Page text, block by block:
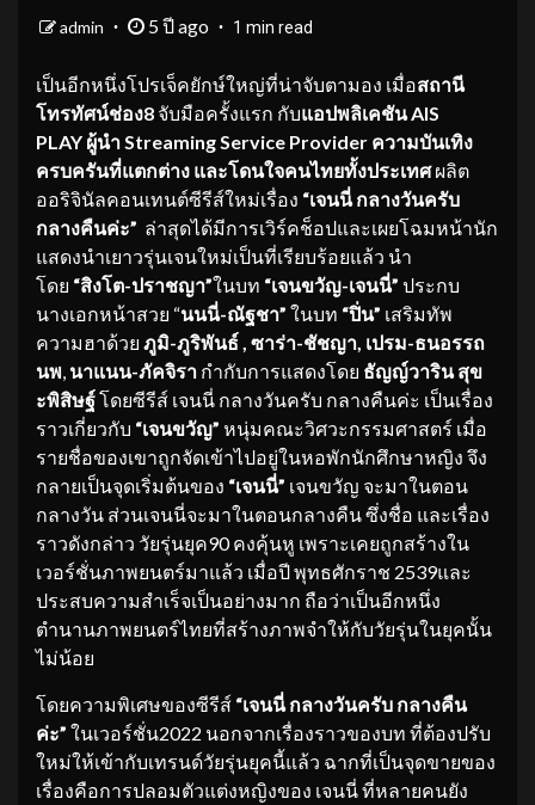
admin 5 ปี ago 1 min read
เป็นอีกหนึ่งโปรเจ็คยักษ์ใหญ่ที่น่าจับตามอง เมื่อสถานี
โทรทัศน์ช่อง8 จับมือครั้งแรก กับแอปพลิเคชันAIS
PLAY ผู้นำ Streaming Service Provider ความบันเทิง
ครบครันที่แตกต่าง และโดนใจคนไทยทั้งประเทศผลิต
ออริจินัลคอนเทนต์ซีรีส์ใหม่เรื่อง “เจนนี่ กลางวันครับ
กลางคืนค่ะ” ล่าสุดได้มีการเวิร์คช็อปและเผยโฉมหน้านัก
แสดงนำเยาวรุ่นเจนใหม่เป็นที่เรียบร้อยแล้ว นำ
โดย “สิงโต-ปราชญา”ในบท “เจนขวัญ-เจนนี่” ประกบ
นางเอกหน้าสวย “นนนี่-ณัฐชา” ในบท “ปิ่น” เสริมทัพ
ความฮาด้วย ภูมิ-ภูริพันธ์ , ซาร่า-ชัชญา, เปรม-ธนอรรถ
นพ นาแนน-ภัคจิรา กำกับการแสดงโดย ธัญญ์วาริน สุข
ะพิสิษฐ์โดยซีรีส์ เจนนี่ กลางวันครับ กลางคืนค่ะ เป็นเรื่อง
ราวเกี่ยวกับ “เจนขวัญ” หนุ่มคณะวิศวะกรรมศาสตร์ เมื่อ
รายชื่อของเขาถูกจัดเข้าไปอยู่ในหอพักนักศึกษาหญิง จึง
กลายเป็นจุดเริ่มต้นของ “เจนนี่” เจนขวัญ จะมาในตอน
กลางวัน ส่วนเจนนี่จะมาในตอนกลางคืน ซึ่งชื่อ และเรื่อง
ราวดังกล่าว วัยรุ่นยุค90 คงคุ้นหู เพราะเคยถูกสร้างใน
เวอร์ชั่นภาพยนตร์มาแล้ว เมื่อปี พุทธศักราช 2539และ
ประสบความสำเร็จเป็นอย่างมาก ถือว่าเป็นอีกหนึ่ง
ตำนานภาพยนตร์ไทยที่สร้างภาพจำให้กับวัยรุ่นในยุคนั้น
ไม่น้อย
โดยความพิเศษของซีรีส์ “เจนนี่ กลางวันครับ กลางคืน
ค่ะ” ในเวอร์ชั่น2022 นอกจากเรื่องราวของบท ที่ต้องปรับ
ใหม่ให้เข้ากับเทรนด์วัยรุ่นยุคนี้แล้ว ฉากที่เป็นจุดขายของ
เรื่องคือการปลอมตัวแต่งหญิงของ เจนนี่ ที่หลายคนยัง